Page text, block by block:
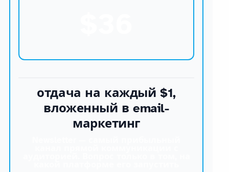
отдача на каждый $1,
вложенный в email-
маркетинг